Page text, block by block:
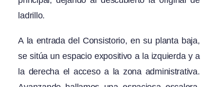
ladrillo.
A la entrada del Consistorio, en su planta baja,
se sitúa un espacio expositivo a la izquierda y a
la derecha el acceso a la zona administrativa.